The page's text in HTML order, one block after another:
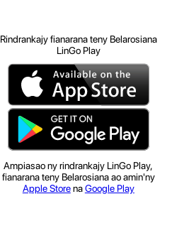
Rindrankajy fianarana teny Belarosiana
LinGo Play
Ampiasao ny rindrankajy LinGo Play,
fianarana teny Belarosiana ao amin'ny
Apple StorenaGoogle Play